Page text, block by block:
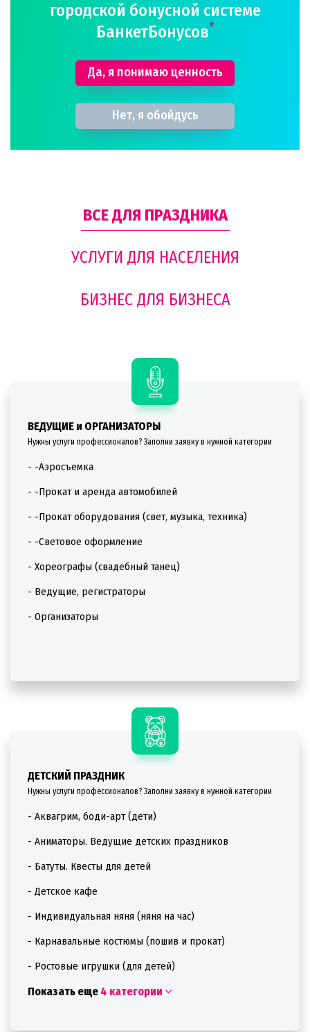
городской бонусной системе
БанкетБонусов*
Да, я понимаю ценность
Нет, я обойдусь
ВСЕ ДЛЯ ПРАЗДНИКА
УСЛУГИ ДЛЯ НАСЕЛЕНИЯ
БИЗНЕС ДЛЯ БИЗНЕСА
ВЕДУЩИЕ и ОРГАНИЗАТОРЫ
Нужны услуги профессионалов? Заполни заявку в нужной категории
- -Аэросъемка
- -Прокат и аренда автомобилей
- -Прокат оборудования (свет, музыка, техника)
- -Световое оформление
- Хореографы (свадебный танец)
- Ведущие, регистраторы
- Организаторы
ДЕТСКИЙ ПРАЗДНИК
Нужны услуги профессионалов? Заполни заявку в нужной категории
- Аквагрим, боди-арт (дети)
- Аниматоры. Ведущие детских праздников
- Батуты. Квесты для детей
- Детское кафе
- Индивидуальная няня (няня на час)
- Карнавальные костюмы (пошив и прокат)
- Ростовые игрушки (для детей)
Показать еще 4 категории